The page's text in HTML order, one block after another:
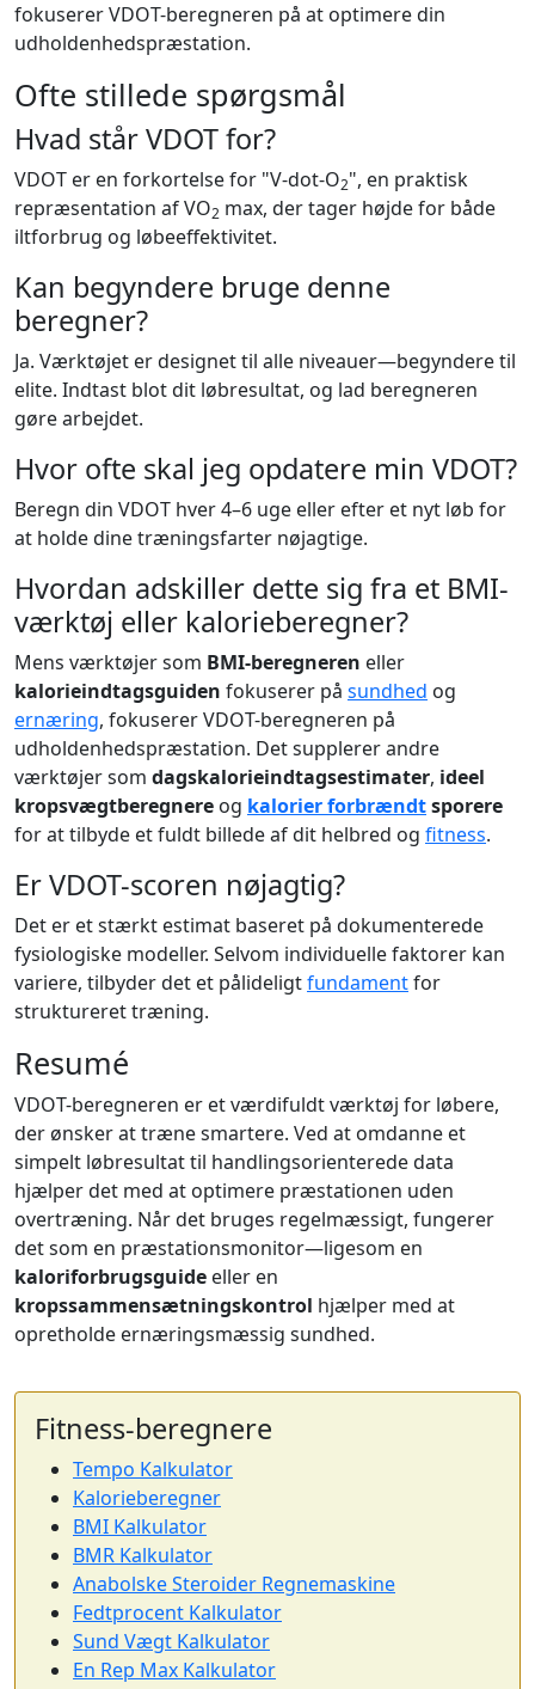
fokuserer VDOT-beregneren på at optimere din
udholdenhedspræstation.
Ofte stillede spørgsmål
Hvad står VDOT for?
VDOT er en forkortelse for "V-dot-O2", en praktisk
repræsentation af VO2 max, der tager højde for både
iltforbrug og løbeeffektivitet.
Kan begyndere bruge denne
beregner?
Ja. Værktøjet er designet til alle niveauer—begyndere til
elite. Indtast blot dit løbresultat, og lad beregneren
gøre arbejdet.
Hvor ofte skal jeg opdatere min VDOT?
Beregn din VDOT hver 4–6 uge eller efter et nyt løb for
at holde dine træningsfarter nøjagtige.
Hvordan adskiller dette sig fra et BMI-
værktøj eller kalorieberegner?
Mens værktøjer som BMI-beregneren eller
kalorieindtagsguiden fokuserer på sundhed og
ernæring, fokuserer VDOT-beregneren på
udholdenhedspræstation. Det supplerer andre
værktøjer som dagskalorieindtagsestimater, ideel
kropsvægtberegnere og kalorier forbrændtsporere
for at tilbyde et fuldt billede af dit helbred og fitness.
Er VDOT-scoren nøjagtig?
Det er et stærkt estimat baseret på dokumenterede
fysiologiske modeller. Selvom individuelle faktorer kan
variere, tilbyder det et pålideligtfundamentfor
struktureret træning.
Resumé
VDOT-beregneren er et værdifuldt værktøj for løbere,
der ønsker at træne smartere. Ved at omdanne et
simpelt løbresultat til handlingsorienterede data
hjælper det med at optimere præstationen uden
overtræning. Når det bruges regelmæssigt, fungerer
det som en præstationsmonitor—ligesom en
kaloriforbrugsguide eller en
kropssammensætningskontrol hjælper med at
opretholde ernæringsmæssig sundhed.
Fitness-beregnere
Tempo Kalkulator
Kalorieberegner
BMI Kalkulator
BMR Kalkulator
Anabolske Steroider Regnemaskine
Fedtprocent Kalkulator
Sund Vægt Kalkulator
En Rep Max Kalkulator